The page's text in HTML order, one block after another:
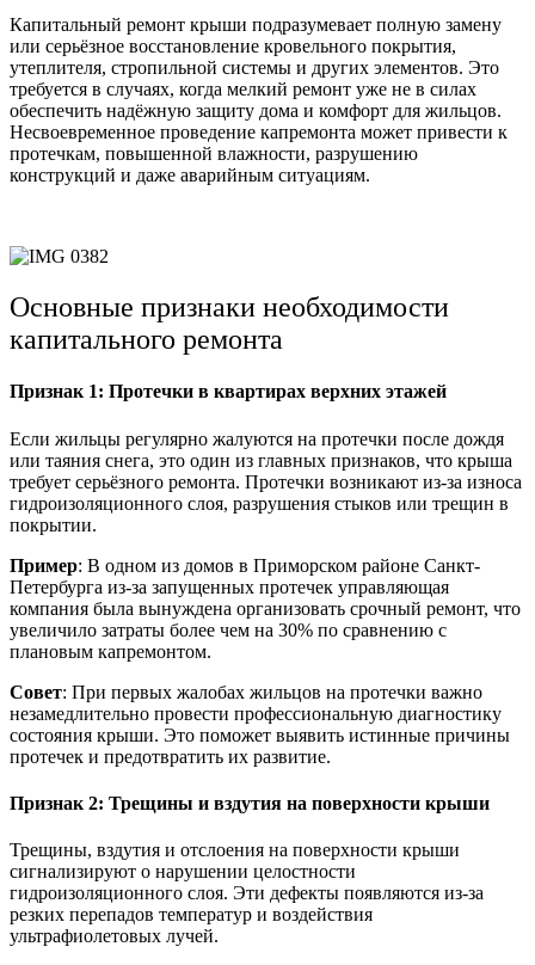
Капитальный ремонт крыши подразумевает полную замену
или серьёзное восстановление кровельного покрытия,
утеплителя, стропильной системы и других элементов. Это
требуется в случаях, когда мелкий ремонт уже не в силах
обеспечить надёжную защиту дома и комфорт для жильцов.
Несвоевременное проведение капремонта может привести к
протечкам, повышенной влажности, разрушению
конструкций и даже аварийным ситуациям.
Основные признаки необходимости
капитального ремонта
Признак 1: Протечки в квартирах верхних этажей
Если жильцы регулярно жалуются на протечки после дождя
или таяния снега, это один из главных признаков, что крыша
требует серьёзного ремонта. Протечки возникают из-за износа
гидроизоляционного слоя, разрушения стыков или трещин в
покрытии.
Пример: В одном из домов в Приморском районе Санкт-
Петербурга из-за запущенных протечек управляющая
компания была вынуждена организовать срочный ремонт, что
увеличило затраты более чем на 30% по сравнению с
плановым капремонтом.
Совет: При первых жалобах жильцов на протечки важно
незамедлительно провести профессиональную диагностику
состояния крыши. Это поможет выявить истинные причины
протечек и предотвратить их развитие.
Признак 2: Трещины и вздутия на поверхности крыши
Трещины, вздутия и отслоения на поверхности крыши
сигнализируют о нарушении целостности
гидроизоляционного слоя. Эти дефекты появляются из-за
резких перепадов температур и воздействия
ультрафиолетовых лучей.